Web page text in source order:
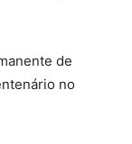
de
no